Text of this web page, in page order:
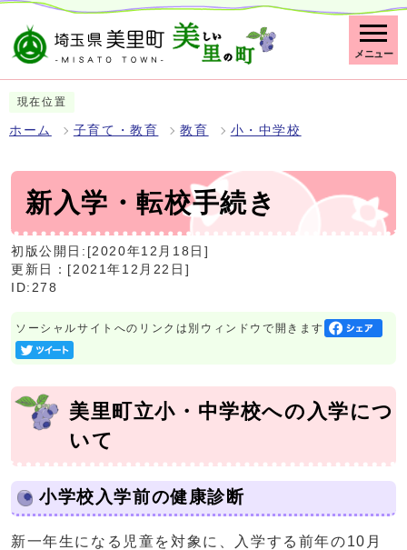
メニュー
現在位置
ホーム 子育て・教育 教育 小・中学校
新入学・転校手続き
初版公開日:[2020年12月18日]
更新日：[2021年12月22日]
ID:278
ソーシャルサイトへのリンクは別ウィンドウで開きます
美里町立小・中学校への入学につ
いて
小学校入学前の健康診断
新一年生になる児童を対象に、入学する前年の10月